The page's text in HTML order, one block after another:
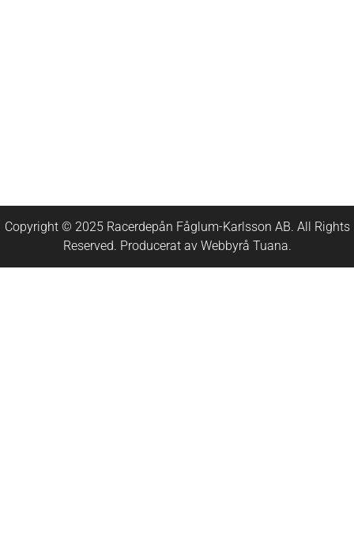
Copyright © 2025 Racerdepån Fåglum-Karlsson AB. All Rights
Reserved. Producerat av Webbyrå Tuana.​